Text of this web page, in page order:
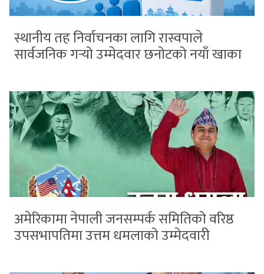
स्थानीय तह निर्वाचनका लागि रास्वपाले
सार्वजनिक गर्‍यो उम्मेदवार छनोटको नयाँ खाका
अमेरिकामा नेपाली जनसम्पर्क समितिको वरिष्ठ
उपसभापतिमा उत्तम धमलाको उम्मेदवारी